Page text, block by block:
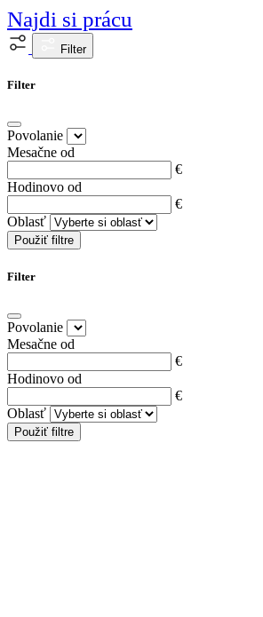
Najdi si prácu
Filter
Filter
Povolanie
Mesačne od
€
Hodinovo od
€
Oblasť
Použiť filtre
Filter
Povolanie
Mesačne od
€
Hodinovo od
€
Oblasť
Použiť filtre